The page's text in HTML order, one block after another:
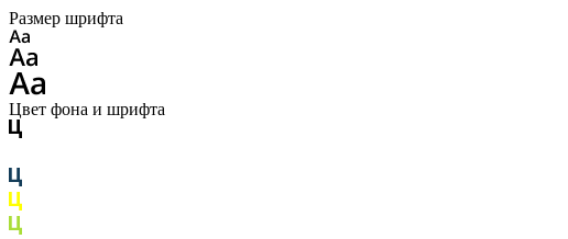
Размер шрифта
Цвет фона и шрифта